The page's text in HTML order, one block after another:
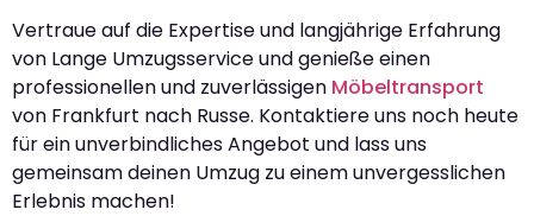
Vertraue auf die Expertise und langjährige Erfahrung
von Lange Umzugsservice und genieße einen
professionellen und zuverlässigen Möbeltransport
von Frankfurt nach Russe. Kontaktiere uns noch heute
für ein unverbindliches Angebot und lass uns
gemeinsam deinen Umzug zu einem unvergesslichen
Erlebnis machen!